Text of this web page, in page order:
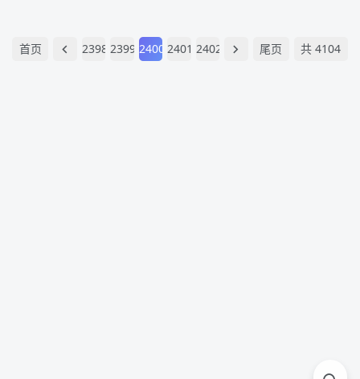
首页 2398 2399 2400 2401 2402 尾页
共 4104